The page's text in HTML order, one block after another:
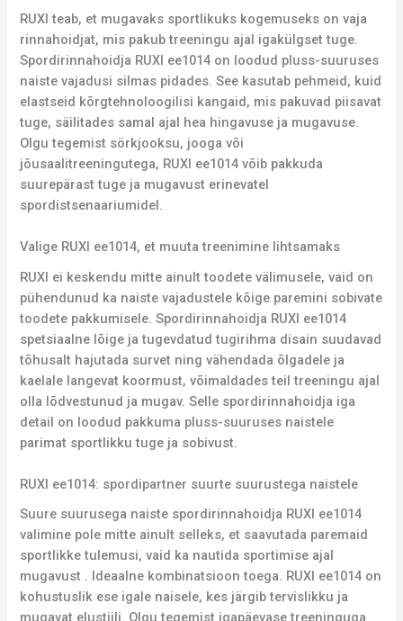
RUXI teab, et mugavaks sportlikuks kogemuseks on vaja
rinnahoidjat, mis pakub treeningu ajal igakülgset tuge.
Spordirinnahoidja RUXI ee1014 on loodud pluss-suuruses
naiste vajadusi silmas pidades. See kasutab pehmeid, kuid
elastseid kõrgtehnoloogilisi kangaid, mis pakuvad piisavat
tuge, säilitades samal ajal hea hingavuse ja mugavuse.
Olgu tegemist sörkjooksu, jooga või
jõusaalitreeningutega, RUXI ee1014 võib pakkuda
suurepärast tuge ja mugavust erinevatel
spordistsenaariumidel.
Valige RUXI ee1014, et muuta treenimine lihtsamaks
RUXI ei keskendu mitte ainult toodete välimusele, vaid on
pühendunud ka naiste vajadustele kõige paremini sobivate
toodete pakkumisele. Spordirinnahoidja RUXI ee1014
spetsiaalne lõige ja tugevdatud tugirihma disain suudavad
tõhusalt hajutada survet ning vähendada õlgadele ja
kaelale langevat koormust, võimaldades teil treeningu ajal
olla lõdvestunud ja mugav. Selle spordirinnahoidja iga
detail on loodud pakkuma pluss-suuruses naistele
parimat sportlikku tuge ja sobivust.
RUXI ee1014: spordipartner suurte suurustega naistele
Suure suurusega naiste spordirinnahoidja RUXI ee1014
valimine pole mitte ainult selleks, et saavutada paremaid
sportlikke tulemusi, vaid ka nautida sportimise ajal
mugavust . Ideaalne kombinatsioon toega. RUXI ee1014 on
kohustuslik ese igale naisele, kes järgib tervislikku ja
mugavat elustiili. Olgu tegemist igapäevase treeninguga